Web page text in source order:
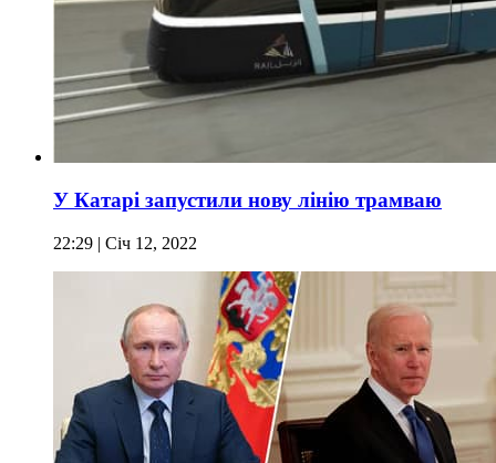
У Катарі запустили нову лінію трамваю
22:29 | Січ 12, 2022